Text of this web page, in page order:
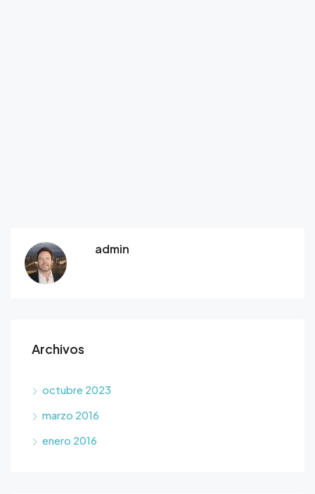
admin
Archivos
octubre 2023
marzo 2016
enero 2016